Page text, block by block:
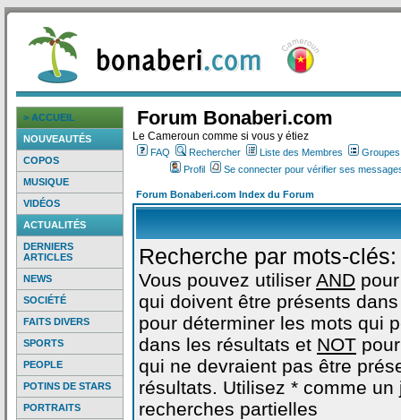
> ACCUEIL
NOUVEAUTÉS
COPOS
MUSIQUE
VIDÉOS
ACTUALITÉS
DERNIERS
ARTICLES
NEWS
SOCIÉTÉ
FAITS DIVERS
SPORTS
PEOPLE
POTINS DE STARS
PORTRAITS
Forum Bonaberi.com
Le Cameroun comme si vous y étiez
FAQ Rechercher Liste des Membres
Profil
Se connecter pour vérifier ses
Forum Bonaberi.com Index du Forum
Recherche par mots-clés:
Vous pouvez utiliser AND
qui doivent être présents
pour déterminer les mots qui
dans les résultats et NOT
qui ne devraient pas être
résultats. Utilisez * comme un
recherches partielles